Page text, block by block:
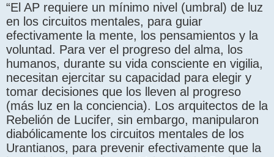
“El AP requiere un mínimo nivel (umbral) de luz
en los circuitos mentales, para guiar
efectivamente la mente, los pensamientos y la
voluntad. Para ver el progreso del alma, los
humanos, durante su vida consciente en vigilia,
necesitan ejercitar su capacidad para elegir y
tomar decisiones que los lleven al progreso
(más luz en la conciencia). Los arquitectos de la
Rebelión de Lucifer, sin embargo, manipularon
diabólicamente los circuitos mentales de los
Urantianos, para prevenir efectivamente que la